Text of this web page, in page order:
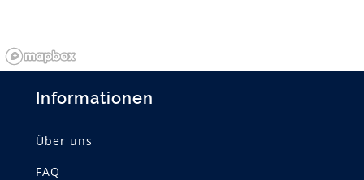
Informationen
Über uns
FAQ